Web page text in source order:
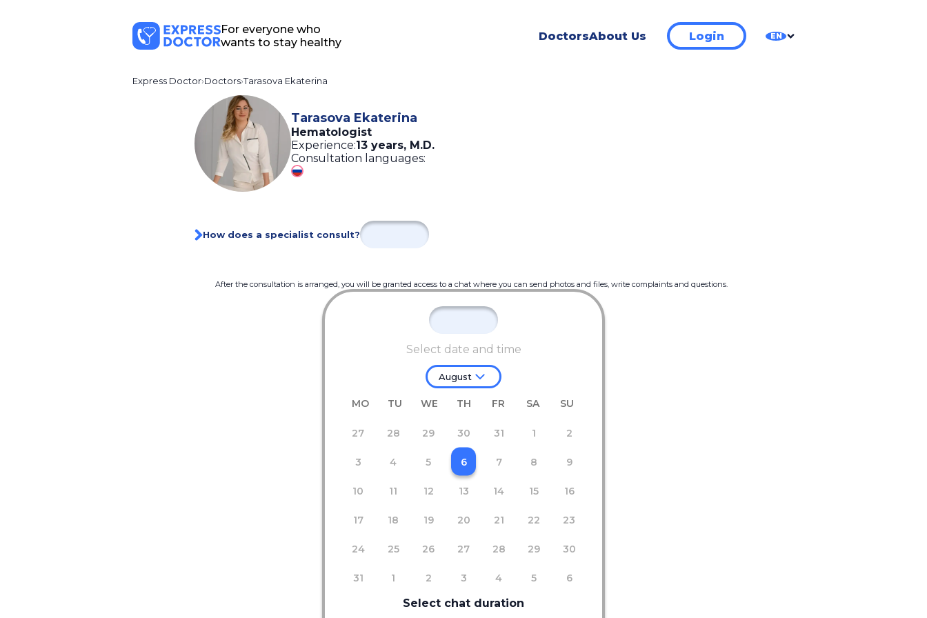
For everyone who
wants to stay healthy
DoctorsAbout Us Login EN
Express Doctor Doctors Tarasova Ekaterina
Tarasova Ekaterina
Hematologist
Experience:13 years, M.D.
Consultation languages:
How does a specialist consult?
After the consultation is arranged, you will be granted access to a chat where you can send photos and files, write complaints and questions.
Select date and time
August
MO TU WE TH FR SA SU
27 28 29 30 31 1 2
3 4 5 6 7 8 9
10 11 12 13 14 15 16
17 18 19 20 21 22 23
24 25 26 27 28 29 30
31 1 2 3 4 5 6
Select chat duration